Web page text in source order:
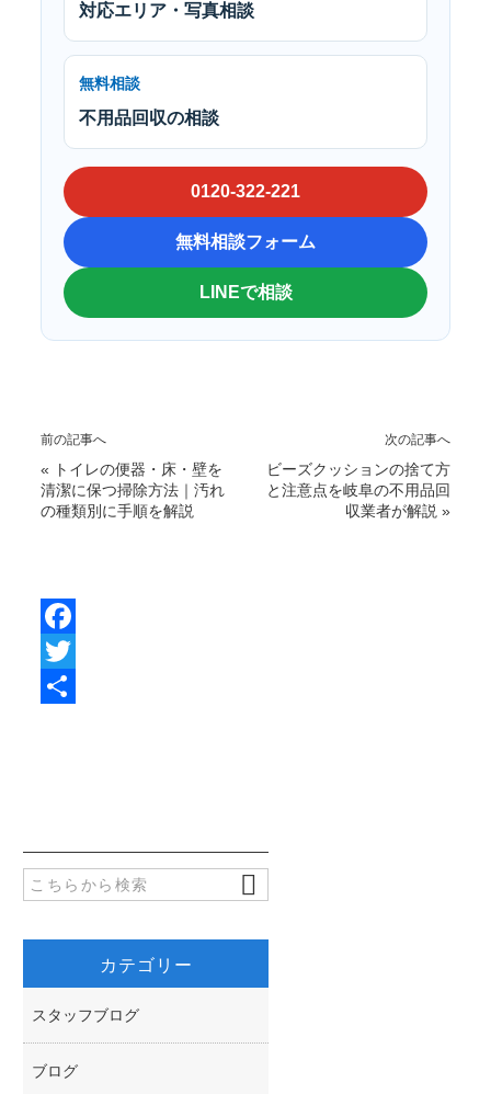
対応エリア・写真相談
無料相談
不用品回収の相談
0120-322-221
無料相談フォーム
LINEで相談
前の記事へ
«
トイレの便器・床・壁を
清潔に保つ掃除方法｜汚れ
の種類別に手順を解説
次の記事へ
ビーズクッションの捨て方
と注意点を岐阜の不用品回
収業者が解説 »
F
カテゴリー
スタッフブログ
ブログ